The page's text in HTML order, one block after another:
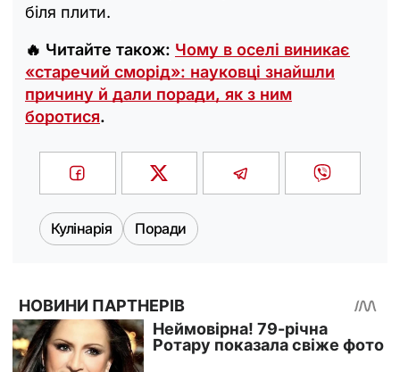
біля плити.
🔥 Читайте також: Чому в оселі виникає
«старечий сморід»: науковці знайшли
причину й дали поради, як з ним
боротися.
Кулінарія Поради